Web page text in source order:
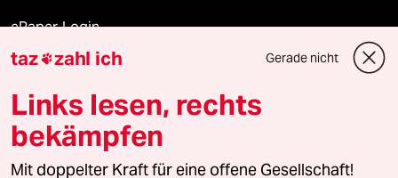
ePaper Login
Downloads für Abonnierende
© 2026 taz Verlags und Vertriebs GmbH
Alle Rechte vorbehalten. Bei rechtlichen Fragen oder für Genehmigungen
taz zahl ich Gerade nicht
Links lesen, rechts
bekämpfen
Mit doppelter Kraft für eine offene Gesellschaft!